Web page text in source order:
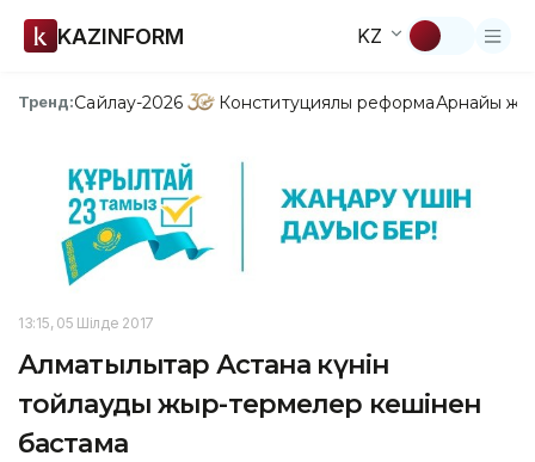
KAZINFORM KZ
Тренд:Сайлау-2026 Конституциялық реформаАрнайы
13:15, 05 Шілде 2017
Алматылықтар Астана күнін
тойлауды жыр-термелер кешінен
бастамақ